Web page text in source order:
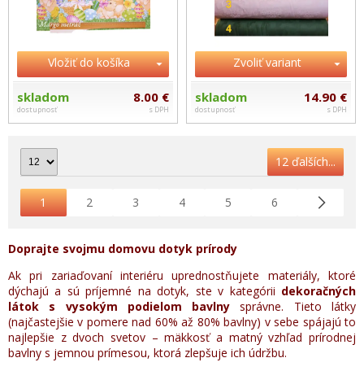
Vložiť do košíka
skladom
dostupnosť
8.00 €
s DPH
Zvoliť variant
skladom
dostupnosť
14.90 €
s DPH
12 ďalších...
1 2 3 4 5 6
Doprajte svojmu domovu dotyk prírody
Ak pri zariaďovaní interiéru uprednostňujete materiály, ktoré
dýchajú a sú príjemné na dotyk, ste v kategórii dekoračných
látok s vysokým podielom bavlny správne. Tieto látky
(najčastejšie v pomere nad 60% až 80% bavlny) v sebe spájajú to
najlepšie z dvoch svetov – mäkkosť a matný vzhľad prírodnej
bavlny s jemnou prímesou, ktorá zlepšuje ich údržbu.